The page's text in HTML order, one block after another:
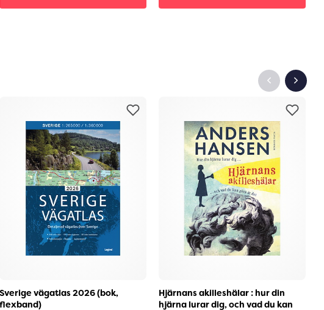
Sverige vägatlas 2026 (bok,
flexband)
Hjärnans akilleshälar : hur din
hjärna lurar dig, och vad du kan